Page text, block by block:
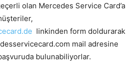
olan Mercedes Service Card’a
linkinden form doldurarak
mail adresine
bulunabiliyorlar.